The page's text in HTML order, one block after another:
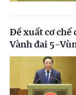
Đề xuất cơ chế
Vành đai 5-